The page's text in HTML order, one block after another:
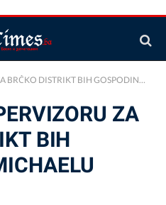
BIH GOSPODINU MICHAELU SCANLANU
ZA
BIH